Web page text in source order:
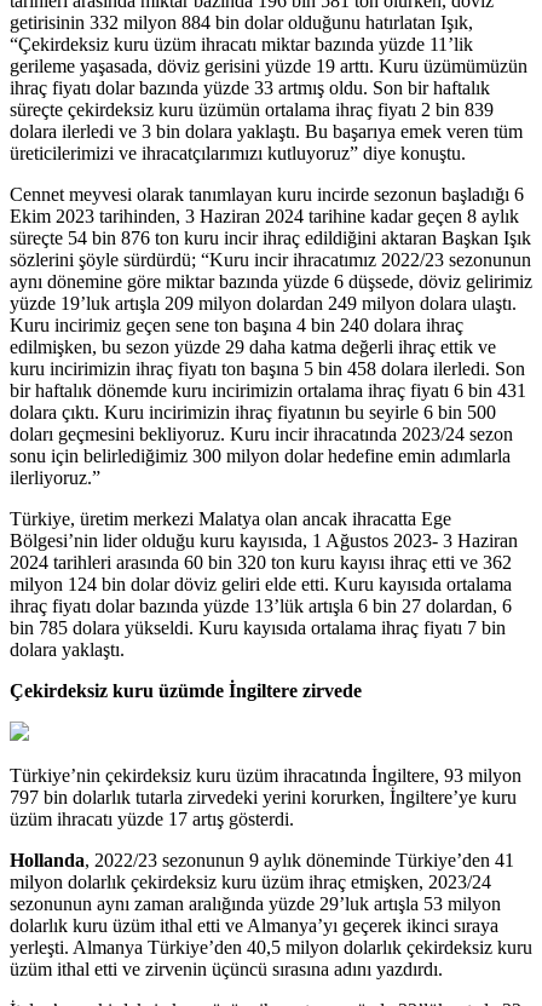
getirisinin 332 milyon 884 bin dolar olduğunu hatırlatan Işık,
“Çekirdeksiz kuru üzüm ihracatı miktar bazında yüzde 11’lik
gerileme yaşasada, döviz gerisini yüzde 19 arttı. Kuru üzümümüzün
ihraç fiyatı dolar bazında yüzde 33 artmış oldu. Son bir haftalık
süreçte çekirdeksiz kuru üzümün ortalama ihraç fiyatı 2 bin 839
dolara ilerledi ve 3 bin dolara yaklaştı. Bu başarıya emek veren tüm
üreticilerimizi ve ihracatçılarımızı kutluyoruz” diye konuştu.
Cennet meyvesi olarak tanımlayan kuru incirde sezonun başladığı 6
Ekim 2023 tarihinden, 3 Haziran 2024 tarihine kadar geçen 8 aylık
süreçte 54 bin 876 ton kuru incir ihraç edildiğini aktaran Başkan Işık
sözlerini şöyle sürdürdü; “Kuru incir ihracatımız 2022/23 sezonunun
aynı dönemine göre miktar bazında yüzde 6 düşsede, döviz gelirimiz
yüzde 19’luk artışla 209 milyon dolardan 249 milyon dolara ulaştı.
Kuru incirimiz geçen sene ton başına 4 bin 240 dolara ihraç
edilmişken, bu sezon yüzde 29 daha katma değerli ihraç ettik ve
kuru incirimizin ihraç fiyatı ton başına 5 bin 458 dolara ilerledi. Son
bir haftalık dönemde kuru incirimizin ortalama ihraç fiyatı 6 bin 431
dolara çıktı. Kuru incirimizin ihraç fiyatının bu seyirle 6 bin 500
doları geçmesini bekliyoruz. Kuru incir ihracatında 2023/24 sezon
sonu için belirlediğimiz 300 milyon dolar hedefine emin adımlarla
ilerliyoruz.”
Türkiye, üretim merkezi Malatya olan ancak ihracatta Ege
Bölgesi’nin lider olduğu kuru kayısıda, 1 Ağustos 2023- 3 Haziran
2024 tarihleri arasında 60 bin 320 ton kuru kayısı ihraç etti ve 362
milyon 124 bin dolar döviz geliri elde etti. Kuru kayısıda ortalama
ihraç fiyatı dolar bazında yüzde 13’lük artışla 6 bin 27 dolardan, 6
bin 785 dolara yükseldi. Kuru kayısıda ortalama ihraç fiyatı 7 bin
dolara yaklaştı.
Çekirdeksiz kuru üzümde İngiltere zirvede
Türkiye’nin çekirdeksiz kuru üzüm ihracatında İngiltere, 93 milyon
797 bin dolarlık tutarla zirvedeki yerini korurken, İngiltere’ye kuru
üzüm ihracatı yüzde 17 artış gösterdi.
Hollanda, 2022/23 sezonunun 9 aylık döneminde Türkiye’den 41
milyon dolarlık çekirdeksiz kuru üzüm ihraç etmişken, 2023/24
sezonunun aynı zaman aralığında yüzde 29’luk artışla 53 milyon
dolarlık kuru üzüm ithal etti ve Almanya’yı geçerek ikinci sıraya
yerleşti. Almanya Türkiye’den 40,5 milyon dolarlık çekirdeksiz kuru
üzüm ithal etti ve zirvenin üçüncü sırasına adını yazdırdı.